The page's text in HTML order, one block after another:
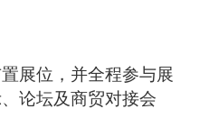
展位，并全程参与展
论坛及商贸对接会